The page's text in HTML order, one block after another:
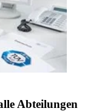
Abteilungen